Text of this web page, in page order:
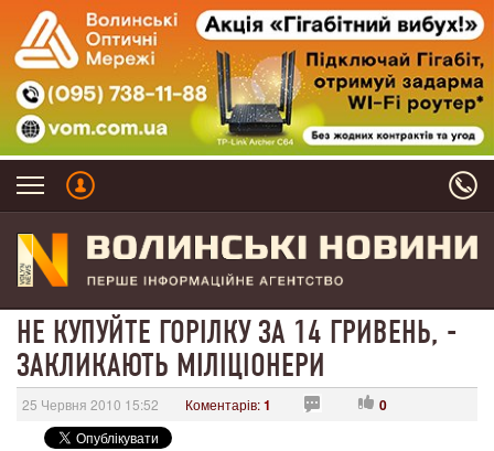
НЕ КУПУЙТЕ ГОРІЛКУ ЗА 14 ГРИВЕНЬ, -
ЗАКЛИКАЮТЬ МІЛІЦІОНЕРИ
25 Червня 2010 15:52 Коментарів:1 0